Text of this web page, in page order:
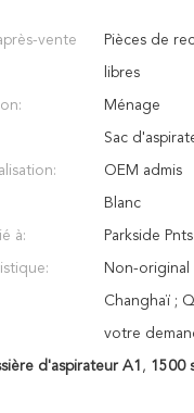
vente Pièces de
libres
Ménage
Sac
OEM admis
Blanc
à: Parkside
Non-original
Changhaï ;
votre
d'aspirateur A1 , 1500